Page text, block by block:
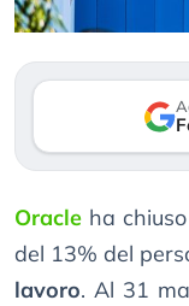
Oracle ha
del 13% del
lavoro. Al 31